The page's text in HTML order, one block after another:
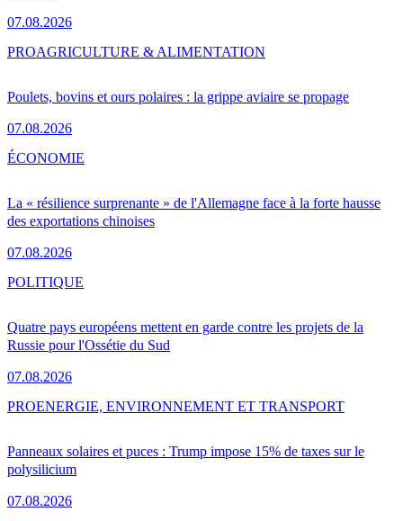
07.08.2026
Poulets, bovins et ours polaires : la grippe aviaire se propage
07.08.2026
PROAGRICULTURE & ALIMENTATION
La « résilience surprenante » de l'Allemagne face à la forte hausse
des exportations chinoises
07.08.2026
ÉCONOMIE
Quatre pays européens mettent en garde contre les projets de la
Russie pour l'Ossétie du Sud
07.08.2026
POLITIQUE
Panneaux solaires et puces : Trump impose 15% de taxes sur le
polysilicium
07.08.2026
PROENERGIE, ENVIRONNEMENT ET TRANSPORT